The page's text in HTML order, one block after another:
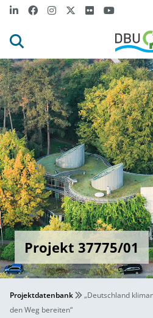
Projekt 37775/01
Projektdatenbank
„Deutschland
den Weg bereiten“